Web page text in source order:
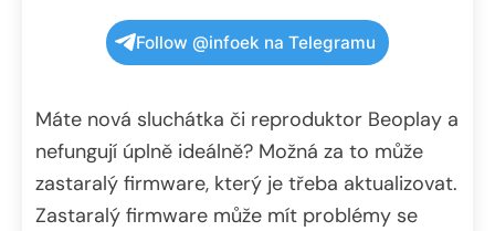
Follow @infoek na Telegramu
Máte nová sluchátka či reproduktor Beoplay a
nefungují úplně ideálně? Možná za to může
zastaralý firmware, který je třeba aktualizovat.
Zastaralý firmware může mít problémy se